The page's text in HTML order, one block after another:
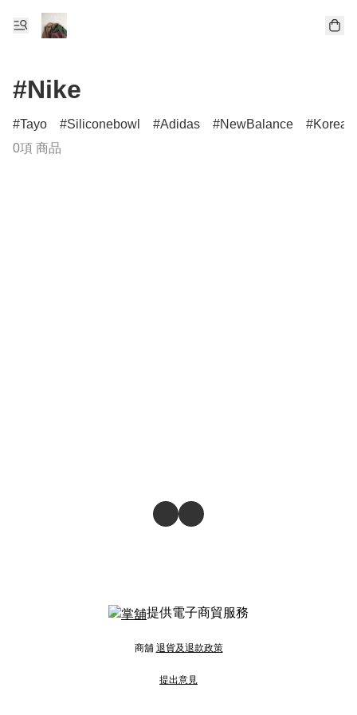
#Nike
Tayo Siliconebowl Adidas NewBalance
Korean
0項 商品
提供電子商貿服務
商舖 退貨及退款政策
提出意見